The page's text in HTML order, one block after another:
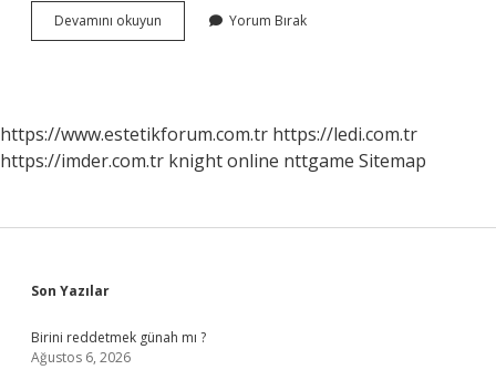
Devamını okuyun Balıkesir
Hangi
Yorum Bırak
https://www.estetikforum.com.tr https://ledi.com.tr
https://imder.com.tr knight online nttgame Sitemap
Sidebar
Son Yazılar
Birini reddetmek günah mı ?
Ağustos 6, 2026